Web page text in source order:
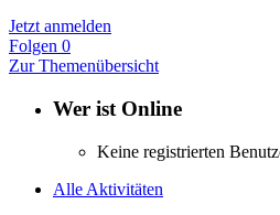
Jetzt anmelden
Folgen 0
Zur Themenübersicht
Wer ist Online
Keine registrierten
Alle Aktivitäten